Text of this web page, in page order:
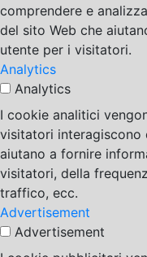
comprendere e
del sito Web che
utente per i visitatori.
Analytics
Analytics
I cookie analitici
visitatori interagiscono
aiutano a fornire
visitatori, della
traffico, ecc.
Advertisement
Advertisement